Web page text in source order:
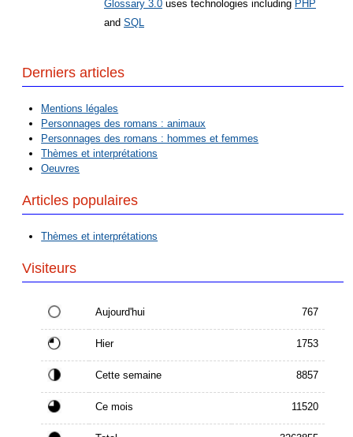
Glossary 3.0 uses technologies including PHP
and SQL
Derniers articles
Mentions légales
Personnages des romans : animaux
Personnages des romans : hommes et femmes
Thèmes et interprétations
Oeuvres
Articles populaires
Thèmes et interprétations
Visiteurs
Aujourd'hui 767
Hier 1753
Cette semaine 8857
Ce mois 11520